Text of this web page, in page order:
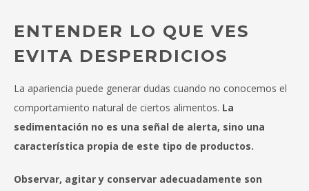
ENTENDER LO QUE VES
EVITA DESPERDICIOS
La apariencia puede generar dudas cuando no conocemos el
comportamiento natural de ciertos alimentos. La
sedimentación no es una señal de alerta, sino una
característica propia de este tipo de productos.
Observar, agitar y conservar adecuadamente son